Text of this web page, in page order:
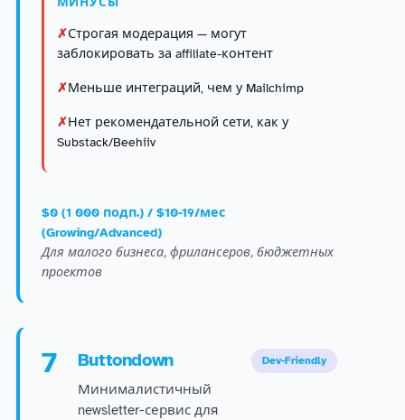
Строгая модерация — могут
заблокировать за affiliate-контент
Меньше интеграций, чем у Mailchimp
Нет рекомендательной сети, как у
Substack/Beehiiv
$0 (1 000 подп.) / $10-19/мес
(Growing/Advanced)
Для малого бизнеса, фрилансеров, бюджетных
проектов
7 Buttondown
Минималистичный
newsletter-сервис для
Dev-Friendly